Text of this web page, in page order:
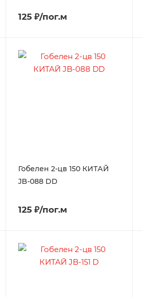
125 ₽/пог.м
Гобелен 2-цв 150 КИТАЙ
JB-088 DD
125 ₽/пог.м